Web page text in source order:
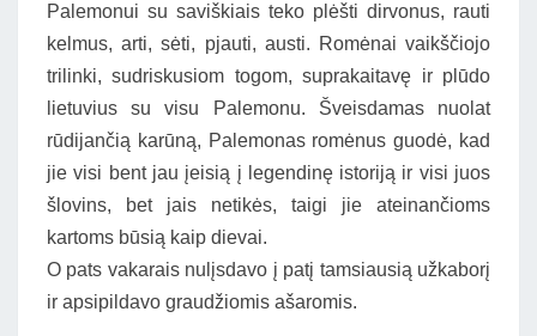
Palemonui su saviškiais teko plėšti dirvonus, rauti
kelmus, arti, sėti, pjauti, austi. Romėnai vaikščiojo
trilinki, sudriskusiom togom, suprakaitavę ir plūdo
lietuvius su visu Palemonu. Šveisdamas nuolat
rūdijančią karūną, Palemonas romėnus guodė, kad
jie visi bent jau įeisią į legendinę istoriją ir visi juos
šlovins, bet jais netikės, taigi jie ateinančioms
kartoms būsią kaip dievai.
O pats vakarais nulįsdavo į patį tamsiausią užkaborį
ir apsipildavo graudžiomis ašaromis.